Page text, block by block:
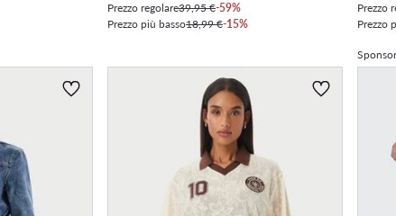
Prezzo regolare39,95 €-59%
Prezzo più basso18,99 €-15%
Prezzo
Prezzo